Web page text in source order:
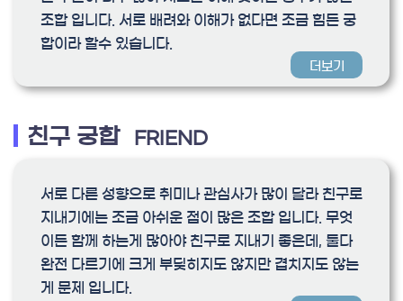
조합 입니다. 서로 배려와 이해가 없다면 조금 힘든 궁
합이라 할수 있습니다.
더보기
친구 궁합 FRIEND
서로 다른 성향으로 취미나 관심사가 많이 달라 친구로
지내기에는 조금 아쉬운 점이 많은 조합 입니다. 무엇
이든 함께 하는게 많아야 친구로 지내기 좋은데, 둘다
완전 다르기에 크게 부딪히지도 않지만 겹치지도 않는
게 문제 입니다.